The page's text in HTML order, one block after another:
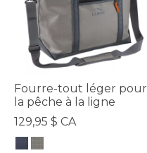
Fourre-tout léger pour
la pêche à la ligne
129,95 $ CA